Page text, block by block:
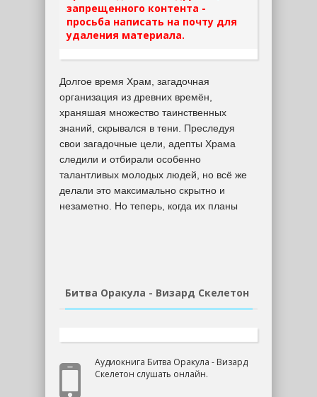
запрещенного контента -
просьба написать на почту для
удаления материала.
Долгое время Храм, загадочная
организация из древних времён,
храняшая множество таинственных
знаний, скрывался в тени. Преследуя
свои загадочные цели, адепты Храма
следили и отбирали особенно
талантливых молодых людей, но всё же
делали это максимально скрытно и
незаметно. Но теперь, когда их планы
Битва Оракула - Визард Скелетон
Аудиокнига Битва Оракула - Визард
Скелетон слушать онлайн.